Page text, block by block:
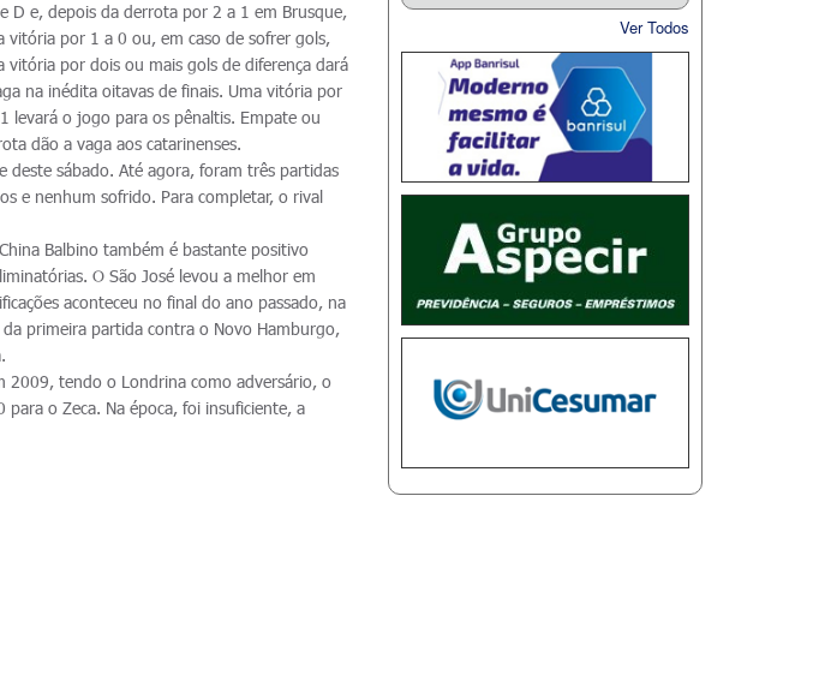
D e, depois da derrota por 2 a 1 em Brusque,
vitória por 1 a 0 ou, em caso de sofrer gols,
vitória por dois ou mais gols de diferença dará
na inédita oitavas de finais. Uma vitória por
levará o jogo para os pênaltis. Empate ou
dão a vaga aos catarinenses.
deste sábado. Até agora, foram três partidas
e nenhum sofrido. Para completar, o rival
Balbino também é bastante positivo
O São José levou a melhor em
aconteceu no final do ano passado, na
primeira partida contra o Novo Hamburgo,
2009, tendo o Londrina como adversário, o
o Zeca. Na época, foi insuficiente, a
Ver Todos